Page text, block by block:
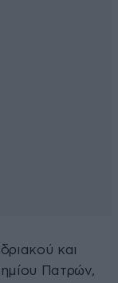
και
Πατρών,